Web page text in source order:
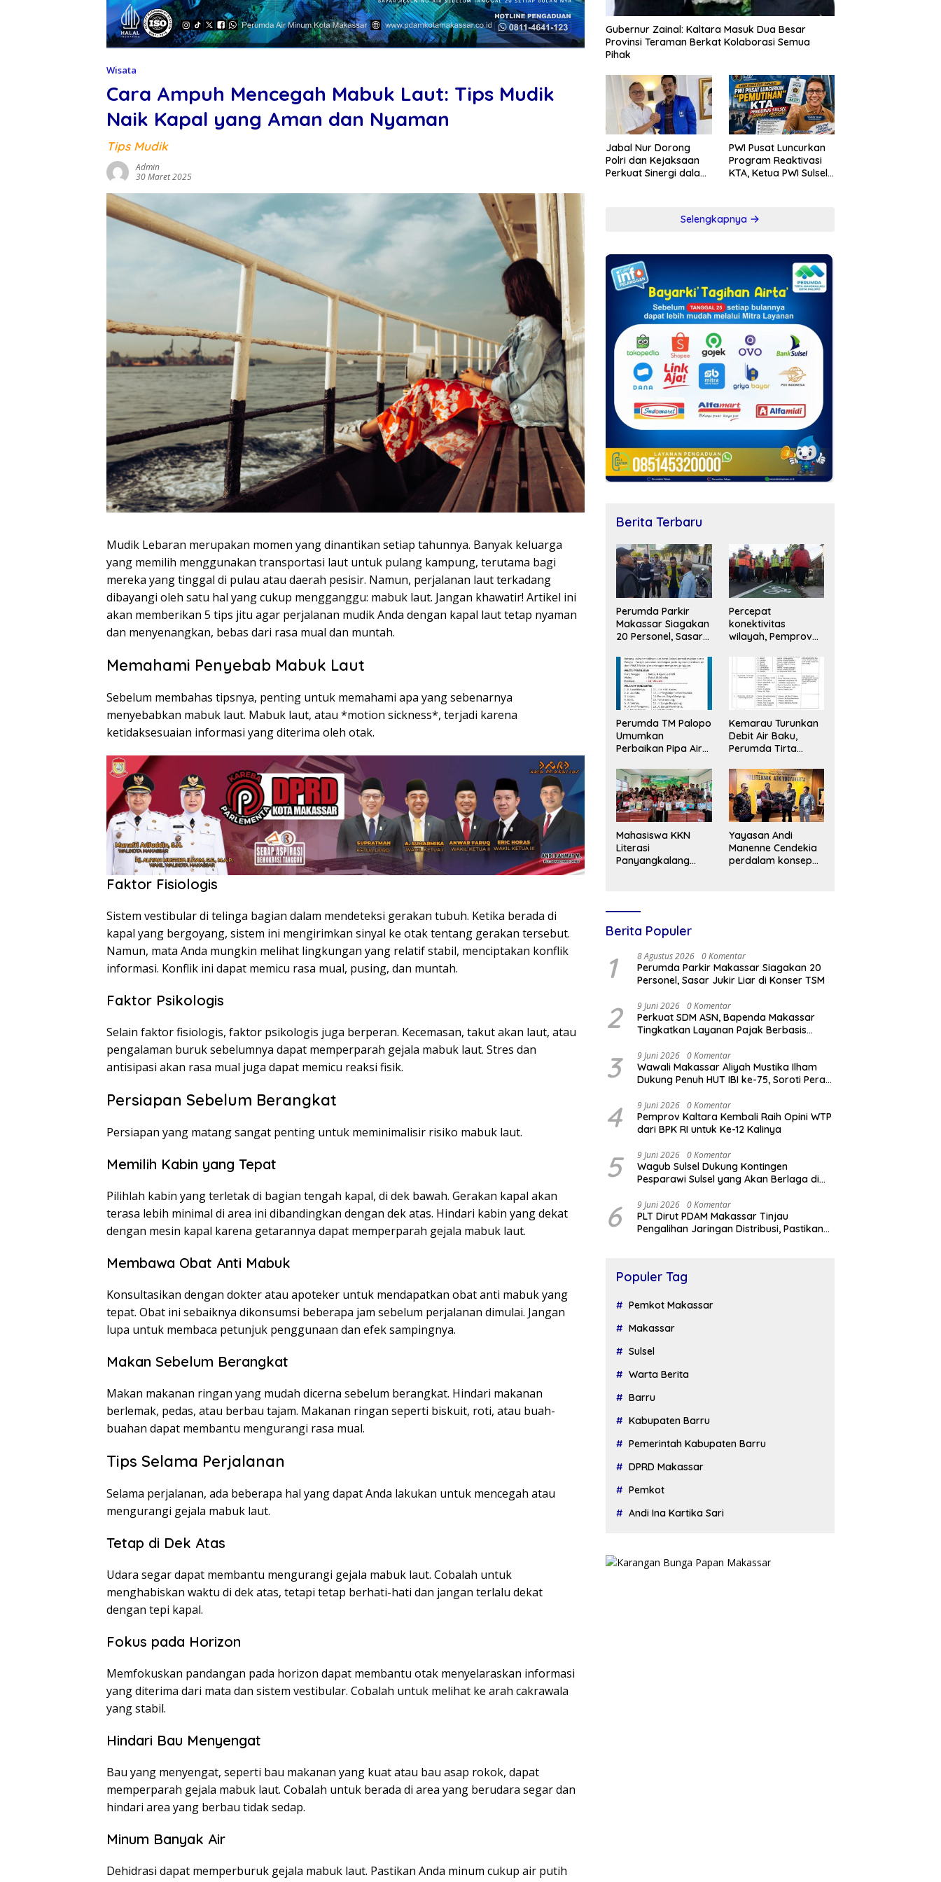
Wisata
Cara Ampuh Mencegah Mabuk Laut: Tips Mudik
Naik Kapal yang Aman dan Nyaman
Tips Mudik
Admin
30 Maret 2025
Mudik Lebaran merupakan momen yang dinantikan setiap tahunnya. Banyak keluarga
yang memilih menggunakan transportasi laut untuk pulang kampung, terutama bagi
mereka yang tinggal di pulau atau daerah pesisir. Namun, perjalanan laut terkadang
dibayangi oleh satu hal yang cukup mengganggu: mabuk laut. Jangan khawatir! Artikel ini
akan memberikan 5 tips jitu agar perjalanan mudik Anda dengan kapal laut tetap nyaman
dan menyenangkan, bebas dari rasa mual dan muntah.
Memahami Penyebab Mabuk Laut
Sebelum membahas tipsnya, penting untuk memahami apa yang sebenarnya
menyebabkan mabuk laut. Mabuk laut, atau *motion sickness*, terjadi karena
ketidaksesuaian informasi yang diterima oleh otak.
Faktor Fisiologis
Sistem vestibular di telinga bagian dalam mendeteksi gerakan tubuh. Ketika berada di
kapal yang bergoyang, sistem ini mengirimkan sinyal ke otak tentang gerakan tersebut.
Namun, mata Anda mungkin melihat lingkungan yang relatif stabil, menciptakan konflik
informasi. Konflik ini dapat memicu rasa mual, pusing, dan muntah.
Faktor Psikologis
Selain faktor fisiologis, faktor psikologis juga berperan. Kecemasan, takut akan laut, atau
pengalaman buruk sebelumnya dapat memperparah gejala mabuk laut. Stres dan
antisipasi akan rasa mual juga dapat memicu reaksi fisik.
Persiapan Sebelum Berangkat
Persiapan yang matang sangat penting untuk meminimalisir risiko mabuk laut.
Memilih Kabin yang Tepat
Pilihlah kabin yang terletak di bagian tengah kapal, di dek bawah. Gerakan kapal akan
terasa lebih minimal di area ini dibandingkan dengan dek atas. Hindari kabin yang dekat
dengan mesin kapal karena getarannya dapat memperparah gejala mabuk laut.
Membawa Obat Anti Mabuk
Konsultasikan dengan dokter atau apoteker untuk mendapatkan obat anti mabuk yang
tepat. Obat ini sebaiknya dikonsumsi beberapa jam sebelum perjalanan dimulai. Jangan
lupa untuk membaca petunjuk penggunaan dan efek sampingnya.
Makan Sebelum Berangkat
Makan makanan ringan yang mudah dicerna sebelum berangkat. Hindari makanan
berlemak, pedas, atau berbau tajam. Makanan ringan seperti biskuit, roti, atau buah-
buahan dapat membantu mengurangi rasa mual.
Tips Selama Perjalanan
Selama perjalanan, ada beberapa hal yang dapat Anda lakukan untuk mencegah atau
mengurangi gejala mabuk laut.
Tetap di Dek Atas
Udara segar dapat membantu mengurangi gejala mabuk laut. Cobalah untuk
menghabiskan waktu di dek atas, tetapi tetap berhati-hati dan jangan terlalu dekat
dengan tepi kapal.
Fokus pada Horizon
Memfokuskan pandangan pada horizon dapat membantu otak menyelaraskan informasi
yang diterima dari mata dan sistem vestibular. Cobalah untuk melihat ke arah cakrawala
yang stabil.
Hindari Bau Menyengat
Bau yang menyengat, seperti bau makanan yang kuat atau bau asap rokok, dapat
memperparah gejala mabuk laut. Cobalah untuk berada di area yang berudara segar dan
hindari area yang berbau tidak sedap.
Minum Banyak Air
Dehidrasi dapat memperburuk gejala mabuk laut. Pastikan Anda minum cukup air putih
Gubernur Zainal: Kaltara Masuk Dua Besar
Provinsi Teraman Berkat Kolaborasi Semua
Pihak
Jabal Nur Dorong
Polri dan Kejaksaan
Perkuat Sinergi dalam
PWI Pusat Luncurkan
Program Reaktivasi
KTA, Ketua PWI Sulsel
Selengkapnya
Berita Terbaru
Perumda Parkir
Makassar Siagakan
20 Personel, Sasar
TSM
Percepat
konektivitas
wilayah, Pemprov
pengerjaan 49 ruas
jalan lintas daerah
Perumda TM Palopo
Umumkan
Perbaikan Pipa Air
Layanan
Diperkirakan Pulih
16–20 Jam
Kemarau Turunkan
Debit Air Baku,
Perumda Tirta
Terapkan Distribusi
Bergilir
Mahasiswa KKN
Literasi
Panyangkalang
Kreativitas Siswa
Yayasan Andi
Manenne Cendekia
perdalam konsep
Berita Populer
1 8 Agustus 2026 0 Komentar
Perumda Parkir Makassar Siagakan 20
Personel, Sasar Jukir Liar di Konser TSM
2 9 Juni 2026 0 Komentar
Perkuat SDM ASN, Bapenda Makassar
Tingkatkan Layanan Pajak Berbasis
3 9 Juni 2026 0 Komentar
Wawali Makassar Aliyah Mustika Ilham
Dukung Penuh HUT IBI ke-75, Soroti Peran
4 9 Juni 2026 0 Komentar
Pemprov Kaltara Kembali Raih Opini WTP
dari BPK RI untuk Ke-12 Kalinya
5 9 Juni 2026 0 Komentar
Wagub Sulsel Dukung Kontingen
Pesparawi Sulsel yang Akan Berlaga di
6 9 Juni 2026 0 Komentar
PLT Dirut PDAM Makassar Tinjau
Pengalihan Jaringan Distribusi, Pastikan
Populer Tag
Pemkot Makassar
Makassar
Sulsel
Warta Berita
Barru
Kabupaten Barru
Pemerintah Kabupaten Barru
DPRD Makassar
Pemkot
Andi Ina Kartika Sari